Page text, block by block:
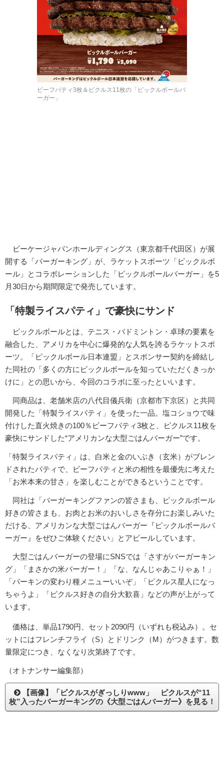
ビーフパティ3枚＆ピクルス11枚の「ピックルボールバ
ーガー」
ビーケージャパンホールディングス（東京都千代田区）が展
開する「バーガーキング」が、ラケットスポーツ「ピックルボ
ール」とコラボレーションした「ピックルボールバーガー」を5
月30日から期間限定で発売しています。
「特製ライスパティ」で豪快にサンド
ピックルボールとは、テニス・バドミントン・卓球の要素を
融合した、アメリカを中心に爆発的な人気を誇るラケットスポ
ーツ。「ピックルボール日本連盟」とスポンサー契約を締結し
た同社の「多くの方にピックルボールを知っていただくきっか
けに」との思いから、今回のコラボに至ったといいます。
同商品は、老舗米店の八代目儀兵衛（京都市下京区）と共同
開発した「特製ライスパティ」を使った一品。塩コショウで味
付けした直火焼きの100％ビーフパティ3枚と、ピクルス11枚を
豪快にサンドした“アメリカンな大型ごはんバーガー”です。
「特製ライスパティ」は、白米と金のいぶき（玄米）がブレン
ドされたパティで、ビーフパティと米の相性を最優先に考えた
「お米本来の甘さ」を楽しむことができるということです。
同社は「バーガーキングファンの皆さまも、ピックルボール
好きの皆さまも、お肉とお米のおいしさを存分にお楽しみいた
だける、アメリカンな大型ごはんバーガー『ピックルボールバ
ーガー』をぜひご体験ください」とアピールしています。
大型ごはんバーガーの登場にSNSでは「さすがバーガーキン
グ」「まさかの米バーガー！」「な、なんじゃあこりゃぁ！」
「バーキンの変わり種メニューいいぞ」「ピクルス星人になっ
ちゃうよ」「ピクルス好きの自分大歓喜」などの声が上がって
います。
価格は、単品1790円、セット2090円（いずれも税込み）。セ
ットにはフレンチフライ（S）とドリンク（M）がつきます。数
量限定につき、なくなり次第終了です。
（オトナンサー編集部）
【画像】「ピクルスがぎっしりwww」 ピクルスが“11
枚”入ったバーガーキングの《大型ごはんバーガー》を見る！